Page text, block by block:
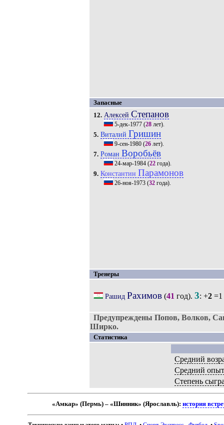
Запасные
12. Алексей Степанов
5-дек-1977(28лет).
5. Виталий Гришин
9-сен-1980(26лет).
7. Роман Воробьёв
24-мар-1984(22года).
9. Константин Парамонов
26-ноя-1973(32года).
Тренеры
Рашид Рахимов(41 год). 3: +2=1
Предупреждены Попов, Волков,
Ширко.
Статистика
Средний
Средний
Степень
«Амкар» (Пермь) – «Шинник» (Ярославль):история